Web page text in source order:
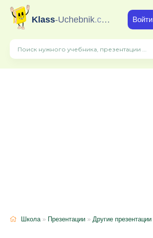
Klass-Uchebnik.com Войти
Школа» Презентации » Другие презентации